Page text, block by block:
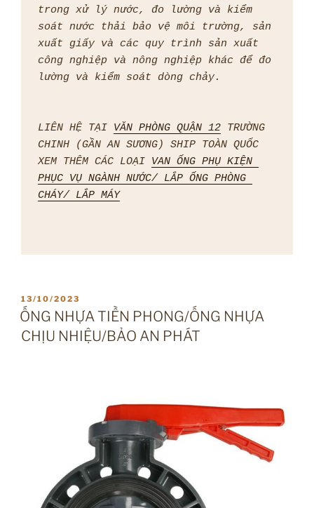
trong xử lý nước, đo lường và kiểm
soát nước thải bảo vệ môi trường, sản
xuất giấy và các quy trình sản xuất
công nghiệp và nông nghiệp khác để đo
lường và kiểm soát dòng chảy.
LIÊN HỆ TẠI VĂN PHÒNG QUẬN 12 TRƯỜNG
CHINH (GẦN AN SƯƠNG) SHIP TOÀN QUỐC
XEM THÊM CÁC LOẠI VAN ỐNG PHỤ KIỆN
PHỤC VỤ NGÀNH NƯỚC/ LẮP ỐNG PHÒNG
CHÁY/ LẮP MÁY
ĐĂNG
TRONG
13/10/2023
ỐNG NHỰA TIỀN PHONG/ỐNG NHỰA
CHỊU NHIỆU/BẢO AN PHÁT